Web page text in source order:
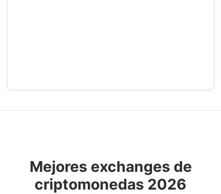
Mejores exchanges de
criptomonedas 2026